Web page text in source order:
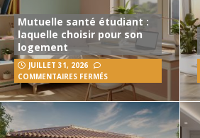
Mutuelle santé étudiant :
laquelle choisir pour son
logement
JUILLET 31, 2026
COMMENTAIRES FERMÉS